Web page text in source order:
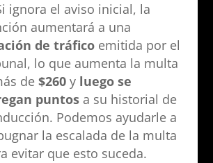
ignora el aviso inicial, la
aumentará a una
de tráficoemitida por el
lo que aumenta la multa
de $260y luego se
puntosa su historial de
Podemos ayudarle a
la escalada de la multa
evitar que esto suceda.